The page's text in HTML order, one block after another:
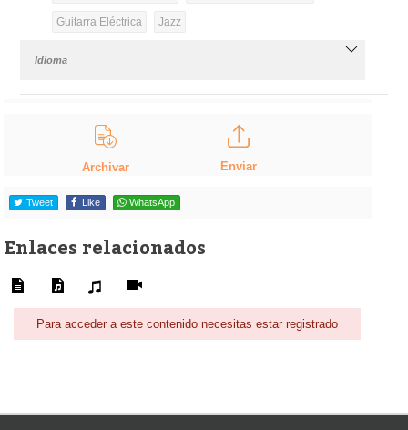
Guitarra Eléctrica Jazz
Idioma
Archivar Enviar
Tweet Like WhatsApp
Enlaces relacionados
Para acceder a este contenido necesitas estar registrado